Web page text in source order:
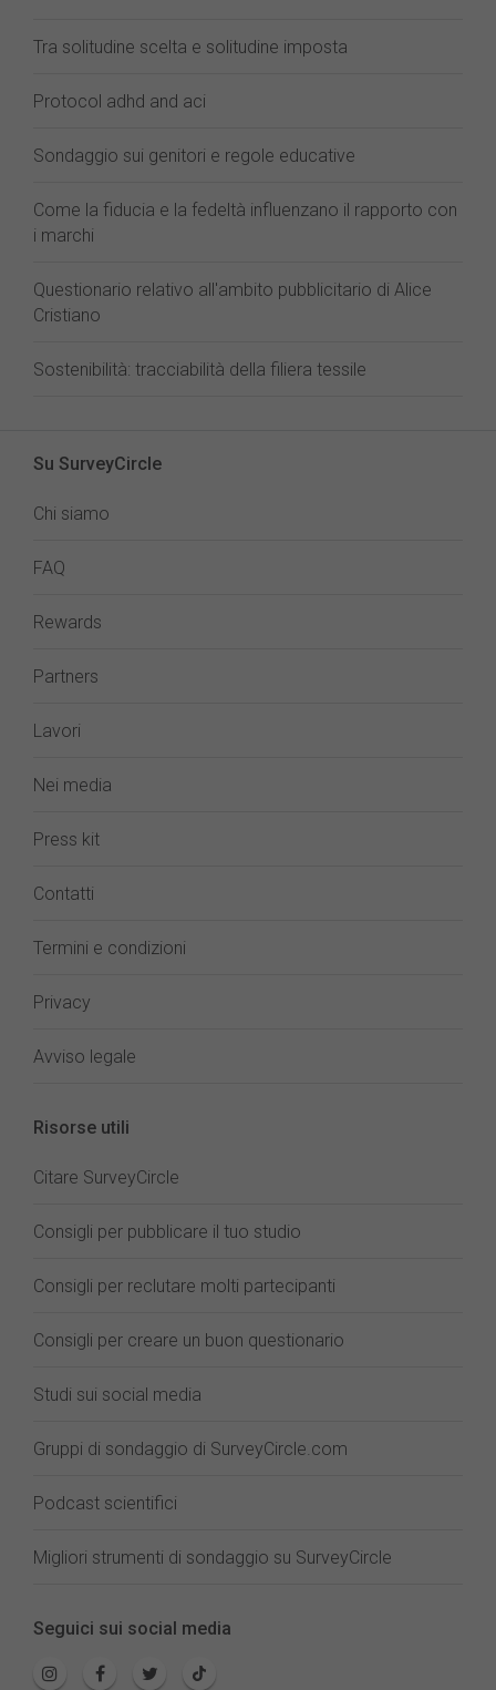
Tra solitudine scelta e solitudine imposta
Protocol adhd and aci
Sondaggio sui genitori e regole educative
Come la fiducia e la fedeltà influenzano il rapporto con
i marchi
Questionario relativo all'ambito pubblicitario di Alice
Cristiano
Sostenibilità: tracciabilità della filiera tessile
Su SurveyCircle
Chi siamo
FAQ
Rewards
Partners
Lavori
Nei media
Press kit
Contatti
Termini e condizioni
Privacy
Avviso legale
Risorse utili
Citare SurveyCircle
Consigli per pubblicare il tuo studio
Consigli per reclutare molti partecipanti
Consigli per creare un buon questionario
Studi sui social media
Gruppi di sondaggio di SurveyCircle.com
Podcast scientifici
Migliori strumenti di sondaggio su SurveyCircle
Seguici sui social media